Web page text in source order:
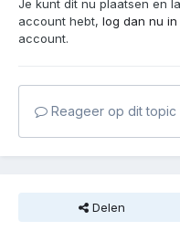
Je kunt dit nu plaatsen en
account hebt, log dan nu in
account.
Reageer op dit topic
Delen